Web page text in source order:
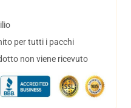
per tutti i pacchi
non viene ricevuto